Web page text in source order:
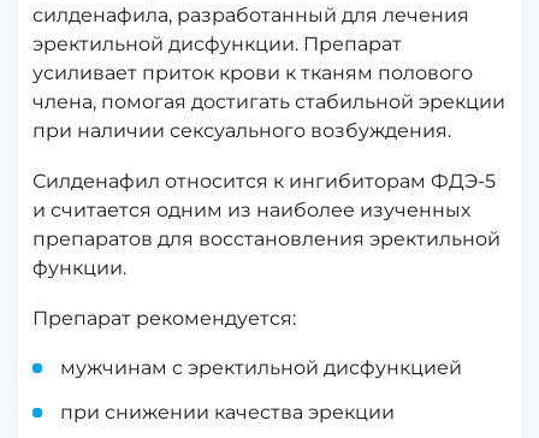
силденафила, разработанный для лечения
эректильной дисфункции. Препарат
усиливает приток крови к тканям полового
члена, помогая достигать стабильной эрекции
при наличии сексуального возбуждения.
Силденафил относится к ингибиторам ФДЭ-5
и считается одним из наиболее изученных
препаратов для восстановления эректильной
функции.
Препарат рекомендуется:
мужчинам с эректильной дисфункцией
при снижении качества эрекции